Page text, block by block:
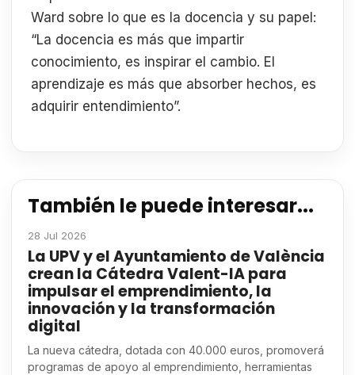
Ward sobre lo que es la docencia y su papel:
“La docencia es más que impartir
conocimiento, es inspirar el cambio. El
aprendizaje es más que absorber hechos, es
adquirir entendimiento”.
También le puede interesar...
28 Jul 2026
La UPV y el Ayuntamiento de València
crean la Cátedra Valent-IA para
impulsar el emprendimiento, la
innovación y la transformación
digital
La nueva cátedra, dotada con 40.000 euros, promoverá
programas de apoyo al emprendimiento, herramientas